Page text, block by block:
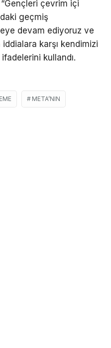
“Gençleri çevrim içi
geçmiş
devam ediyoruz ve
karşı kendimizi
kullandı.
META’NIN